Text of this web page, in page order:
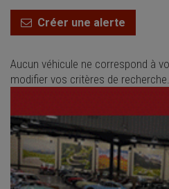
Créer une alerte
Aucun véhicule ne correspond à
modifier vos critères de recherche...